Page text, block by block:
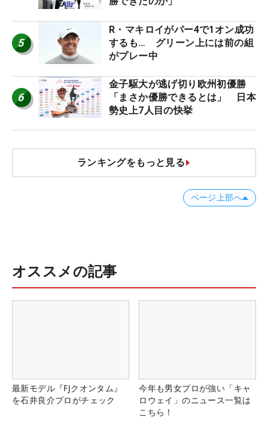
5
R・マキロイがパー4で1オン成功
するも… グリーン上には前の組
がプレー中
6
金子駆大が逃げ切り欧州初優勝
「まさか優勝できるとは」 日本
勢史上7人目の快挙
ランキングをもっと見る
ページ上部へ
オススメの記事
最新モデル『FJクオンタム』
を石井良介プロがチェック
今年も男女プロが強い「キャ
ロウェイ」のニュース一覧は
こちら！